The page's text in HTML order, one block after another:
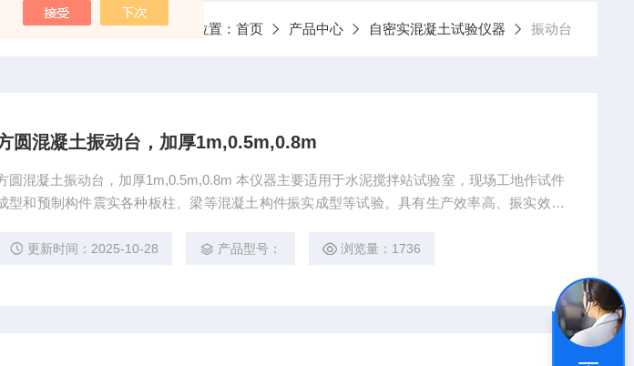
当前位置： 首页 产品中心 自密实混凝土试验仪器 振动台
圆混凝土振动台，加厚1m,0.5m,0.8m
圆混凝土振动台，加厚1m,0.5m,0.8m 本仪器主要适用于水泥搅拌站试验室，现场工地作试件
型和预制构件震实各种板柱、梁等混凝土构件振实成型等试验。具有生产效率高、振实效果
水泥厂、建筑施工单位、有关专业院校及科研单位水泥试验室*的，*的设备之一。
更新时间：2025-10-28 产品型号： 浏览量：1736